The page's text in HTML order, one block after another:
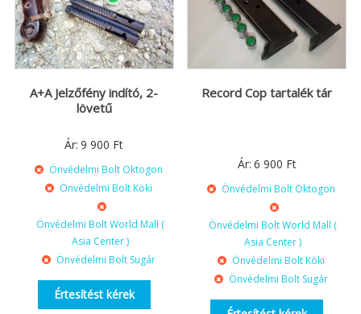
A+A Jelzőfény indító, 2-
lövetű
Ár: 9 900 Ft
Önvédelmi Bolt Oktogon
Önvédelmi Bolt Köki
Önvédelmi Bolt World Mall (
Asia Center )
Önvédelmi Bolt Sugár
Értesítést kérek
Record Cop tartalék tár
Ár: 6 900 Ft
Önvédelmi Bolt Oktogon
Önvédelmi Bolt World Mall (
Asia Center )
Önvédelmi Bolt Köki
Önvédelmi Bolt Sugár